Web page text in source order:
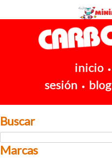
inicio •
sesión • blog
Buscar
Marcas